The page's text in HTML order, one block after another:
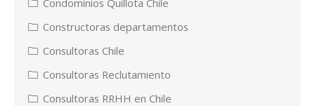
Constructoras departamentos
Consultoras Chile
Consultoras Reclutamiento
Consultoras RRHH en Chile